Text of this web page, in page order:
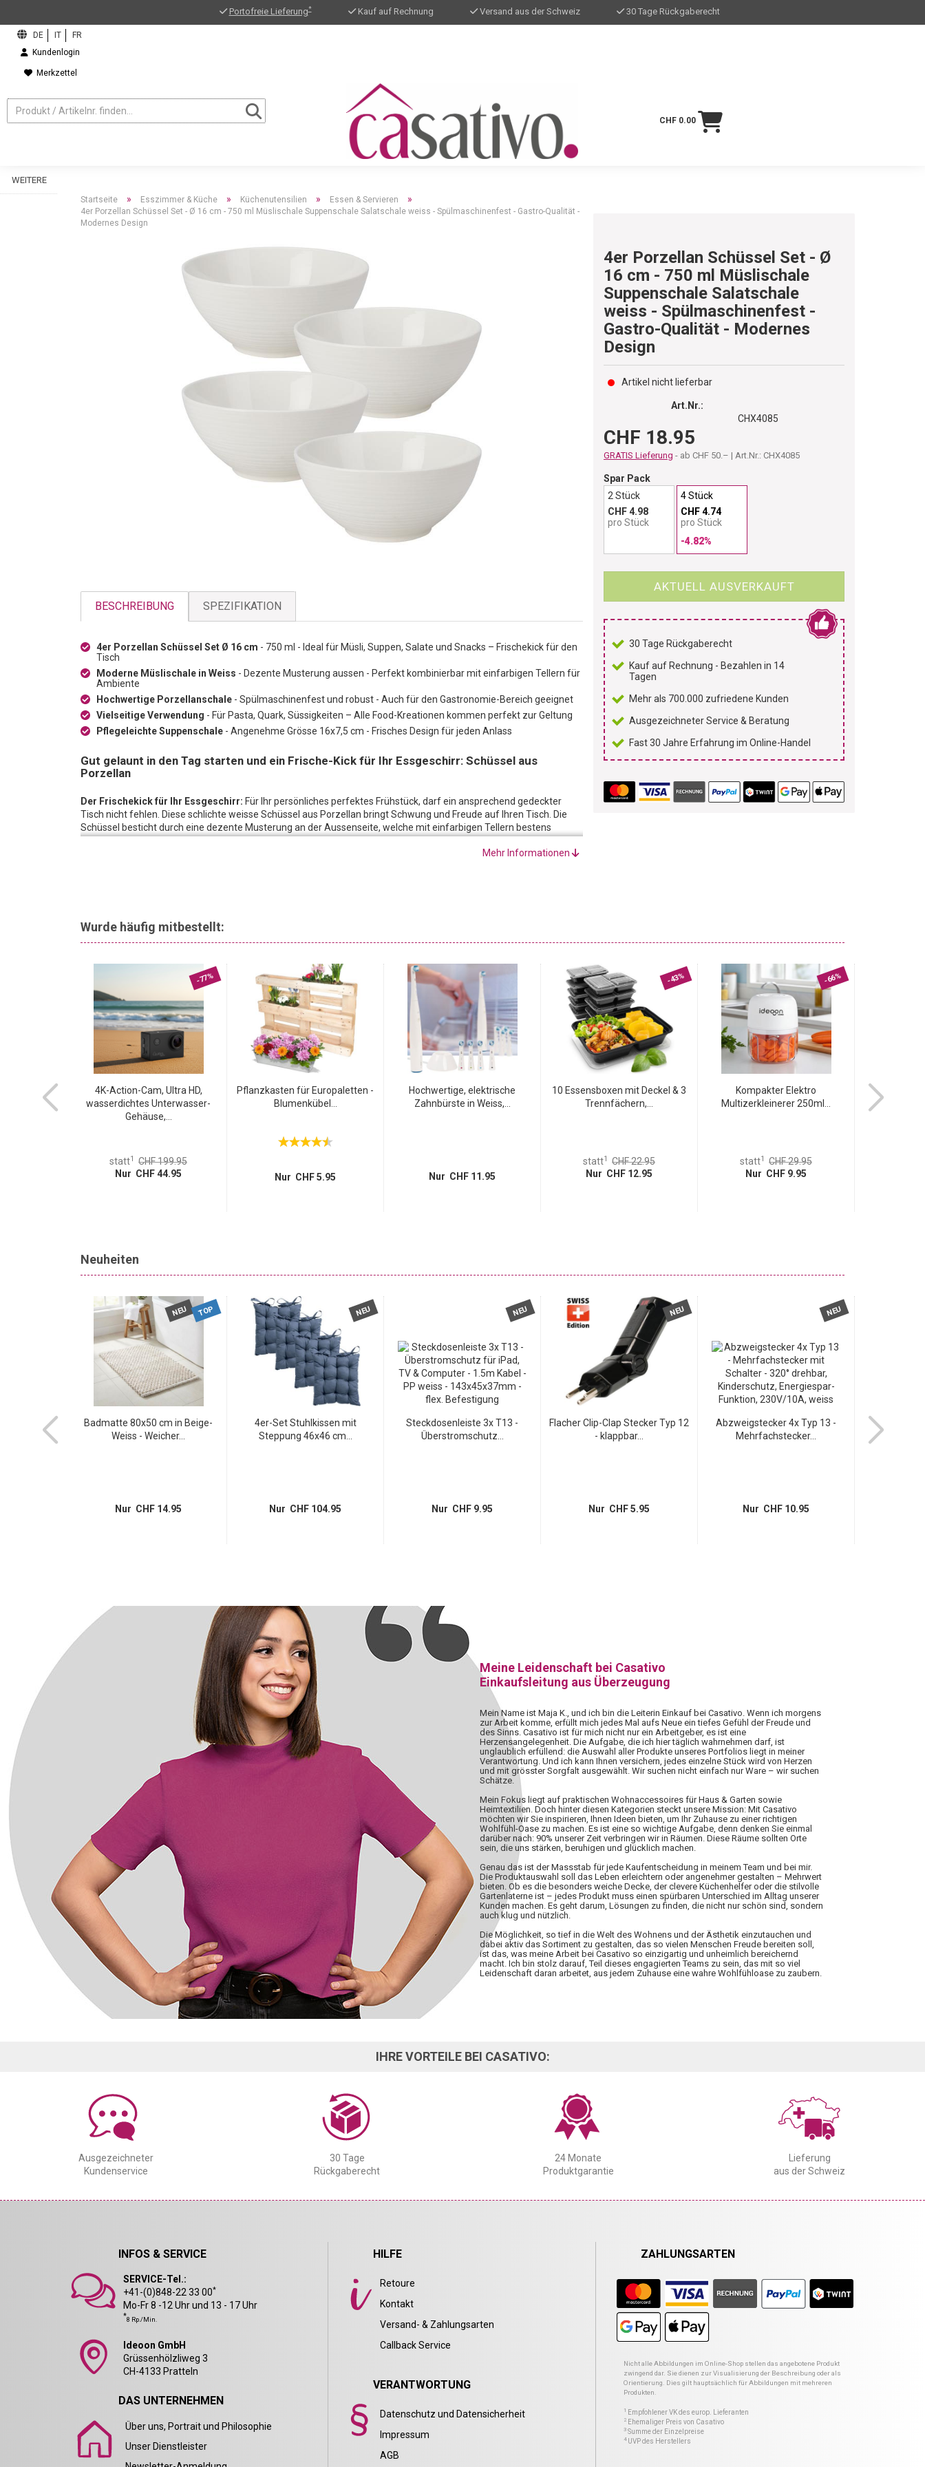
Portofreie Lieferung* Kauf auf Rechnung Versand aus der Schweiz 30 Tage Rückgaberecht
Kundenlogin
Merkzettel
CHF 0.00
WEITERE
Startseite » Esszimmer & Küche » Küchenutensilien » Essen & Servieren »
4er Porzellan Schüssel Set - Ø 16 cm - 750 ml Müslischale Suppenschale Salatschale weiss - Spülmaschinenfest - Gastro-Qualität -
Modernes Design
4er Porzellan Schüssel Set - Ø
16 cm - 750 ml Müslischale
Suppenschale Salatschale
weiss - Spülmaschinenfest -
Gastro-Qualität - Modernes
Design
Artikel nicht lieferbar
Art.Nr.:
CHX4085
CHF 18.95
GRATIS Lieferung - ab CHF 50.– | Art.Nr.: CHX4085
Spar Pack
2 Stück
CHF 4.98
pro Stück
4 Stück
CHF 4.74
pro Stück
-4.82%
AKTUELL AUSVERKAUFT
30 Tage Rückgaberecht
Kauf auf Rechnung - Bezahlen in 14
Tagen
Mehr als 700.000 zufriedene Kunden
Ausgezeichneter Service & Beratung
Fast 30 Jahre Erfahrung im Online-Handel
BESCHREIBUNG SPEZIFIKATION
4er Porzellan Schüssel Set Ø 16 cm - 750 ml - Ideal für Müsli, Suppen, Salate und Snacks – Frischekick für den
Tisch
Moderne Müslischale in Weiss - Dezente Musterung aussen - Perfekt kombinierbar mit einfarbigen Tellern für
Ambiente
Hochwertige Porzellanschale - Spülmaschinenfest und robust - Auch für den Gastronomie-Bereich geeignet
Vielseitige Verwendung - Für Pasta, Quark, Süssigkeiten – Alle Food-Kreationen kommen perfekt zur Geltung
Pflegeleichte Suppenschale - Angenehme Grösse 16x7,5 cm - Frisches Design für jeden Anlass
Gut gelaunt in den Tag starten und ein Frische-Kick für Ihr Essgeschirr: Schüssel aus
Porzellan
Der Frischekick für Ihr Essgeschirr: Für Ihr persönliches perfektes Frühstück, darf ein ansprechend gedeckter
Tisch nicht fehlen. Diese schlichte weisse Schüssel aus Porzellan bringt Schwung und Freude auf Ihren Tisch. Die
Schüssel besticht durch eine dezente Musterung an der Aussenseite, welche mit einfarbigen Tellern bestens
Beanspruchung stand. Aus diesem Grund wird sie auch gerne im gastronomischen Bereich eingesetzt. Sie erfüllt
jegliche Anforderungen tadellos, mit der sich Schüsseln in einem Gastro-Betrieb konfrontiert sieht.
Mehr Informationen
Wurde häufig mitbestellt:
L, 60x80
-77%
4K-Action-Cam, Ultra HD,
wasserdichtes Unterwasser-
Gehäuse,...
statt1
CHF 199.95
Nur CHF 44.95
Pflanzkasten für Europaletten -
Blumenkübel...
Nur CHF 5.95
Hochwertige, elektrische
Zahnbürste in Weiss,...
Nur CHF 11.95
-43%
10 Essensboxen mit Deckel & 3
Trennfächern,...
statt1
CHF 22.95
Nur CHF 12.95
-66%
Kompakter Elektro
Multizerkleinerer 250ml...
statt1
CHF 29.95
Nur CHF 9.95
Neuheiten
80x50 cm in
NEU TOP
Badmatte 80x50 cm in Beige-
Weiss - Weicher...
Nur CHF 14.95
NEU
4er-Set Stuhlkissen mit
Steppung 46x46 cm...
Nur CHF 104.95
NEU
Steckdosenleiste 3x T13 -
Überstromschutz...
Nur CHF 9.95
NEU
Flacher Clip-Clap Stecker Typ 12
- klappbar...
Nur CHF 5.95
NEU
Abzweigstecker 4x Typ 13 -
Mehrfachstecker...
Nur CHF 10.95
Flauschiger
Meine Leidenschaft bei Casativo
Einkaufsleitung aus Überzeugung
Mein Name ist Maja K., und ich bin die Leiterin Einkauf bei Casativo. Wenn ich morgens
zur Arbeit komme, erfüllt mich jedes Mal aufs Neue ein tiefes Gefühl der Freude und
des Sinns. Casativo ist für mich nicht nur ein Arbeitgeber, es ist eine
Herzensangelegenheit. Die Aufgabe, die ich hier täglich wahrnehmen darf, ist
unglaublich erfüllend: die Auswahl aller Produkte unseres Portfolios liegt in meiner
Verantwortung. Und ich kann Ihnen versichern, jedes einzelne Stück wird von Herzen
und mit grösster Sorgfalt ausgewählt. Wir suchen nicht einfach nur Ware – wir suchen
Schätze.
Mein Fokus liegt auf praktischen Wohnaccessoires für Haus & Garten sowie
Heimtextilien. Doch hinter diesen Kategorien steckt unsere Mission: Mit Casativo
möchten wir Sie inspirieren, Ihnen Ideen bieten, um Ihr Zuhause zu einer richtigen
Wohlfühl-Oase zu machen. Es ist eine so wichtige Aufgabe, denn denken Sie einmal
darüber nach: 90% unserer Zeit verbringen wir in Räumen. Diese Räume sollten Orte
sein, die uns stärken, beruhigen und glücklich machen.
Genau das ist der Massstab für jede Kaufentscheidung in meinem Team und bei mir.
Die Produktauswahl soll das Leben erleichtern oder angenehmer gestalten – Mehrwert
bieten. Ob es die besonders weiche Decke, der clevere Küchenhelfer oder die stilvolle
Gartenlaterne ist – jedes Produkt muss einen spürbaren Unterschied im Alltag unserer
Kunden machen. Es geht darum, Lösungen zu finden, die nicht nur schön sind, sondern
auch klug und nützlich.
Die Möglichkeit, so tief in die Welt des Wohnens und der Ästhetik einzutauchen und
dabei aktiv das Sortiment zu gestalten, das so vielen Menschen Freude bereiten soll,
ist das, was meine Arbeit bei Casativo so einzigartig und unheimlich bereichernd
macht. Ich bin stolz darauf, Teil dieses engagierten Teams zu sein, das mit so viel
Leidenschaft daran arbeitet, aus jedem Zuhause eine wahre Wohlfühloase zu zaubern.
IHRE VORTEILE BEI CASATIVO:
Ausgezeichneter
Kundenservice
30 Tage
Rückgaberecht
24 Monate
Produktgarantie
Lieferung
aus der Schweiz
INFOS & SERVICE
SERVICE-Tel.:
+41-(0)848-22 33 00*
Mo-Fr 8 -12 Uhr und 13 - 17 Uhr
*8 Rp./Min.
Ideoon GmbH
Grüssenhölzliweg 3
CH-4133 Pratteln
DAS UNTERNEHMEN
Über uns, Portrait und Philosophie
Unser Dienstleister
HILFE
Retoure
Kontakt
Versand- & Zahlungsarten
Callback Service
VERANTWORTUNG
Datenschutz und Datensicherheit
Impressum
AGB
ZAHLUNGSARTEN
Nicht alle Abbildungen im Online-Shop stellen das angebotene Produkt
zwingend dar. Sie dienen zur Visualisierung der Beschreibung oder als
Orientierung. Dies gilt hauptsächlich für Abbildungen mit mehreren
Produkten.
1 Empfohlener VK des europ. Lieferanten
2 Ehemaliger Preis von Casativo
3 Summe der Einzelpreise
4UVP des Herstellers